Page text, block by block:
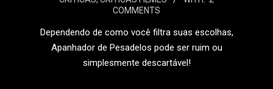
COMMENTS
Dependendo de como você filtra suas escolhas,
Apanhador de Pesadelos pode ser ruim ou
simplesmente descartável!